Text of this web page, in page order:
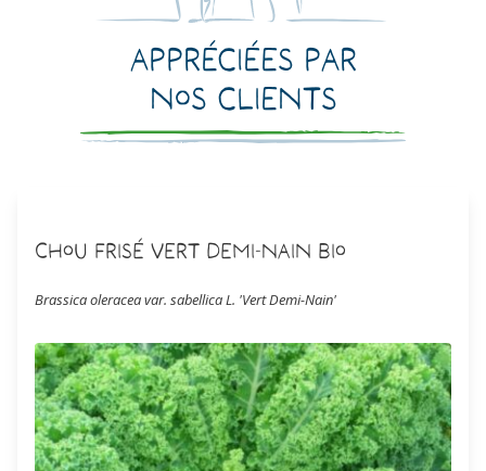
Appréciées par
nos clients
Chou Frisé Vert Demi-Nain Bio
Brassica oleracea var. sabellica L. 'Vert Demi-Nain'